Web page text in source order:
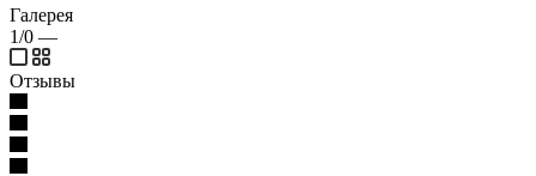
Галерея
1/0 —
Отзывы